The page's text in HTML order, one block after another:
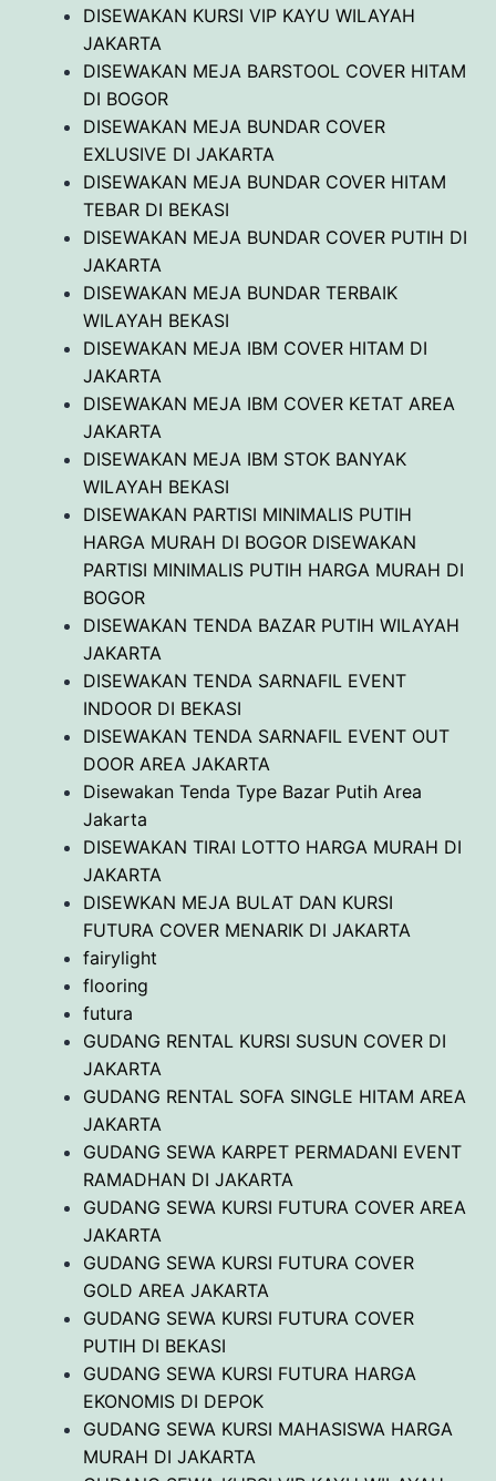
DISEWAKAN KURSI VIP KAYU WILAYAH
JAKARTA
DISEWAKAN MEJA BARSTOOL COVER HITAM
DI BOGOR
DISEWAKAN MEJA BUNDAR COVER
EXLUSIVE DI JAKARTA
DISEWAKAN MEJA BUNDAR COVER HITAM
TEBAR DI BEKASI
DISEWAKAN MEJA BUNDAR COVER PUTIH DI
JAKARTA
DISEWAKAN MEJA BUNDAR TERBAIK
WILAYAH BEKASI
DISEWAKAN MEJA IBM COVER HITAM DI
JAKARTA
DISEWAKAN MEJA IBM COVER KETAT AREA
JAKARTA
DISEWAKAN MEJA IBM STOK BANYAK
WILAYAH BEKASI
DISEWAKAN PARTISI MINIMALIS PUTIH
HARGA MURAH DI BOGOR DISEWAKAN
PARTISI MINIMALIS PUTIH HARGA MURAH DI
BOGOR
DISEWAKAN TENDA BAZAR PUTIH WILAYAH
JAKARTA
DISEWAKAN TENDA SARNAFIL EVENT
INDOOR DI BEKASI
DISEWAKAN TENDA SARNAFIL EVENT OUT
DOOR AREA JAKARTA
Disewakan Tenda Type Bazar Putih Area
Jakarta
DISEWAKAN TIRAI LOTTO HARGA MURAH DI
JAKARTA
DISEWKAN MEJA BULAT DAN KURSI
FUTURA COVER MENARIK DI JAKARTA
fairylight
flooring
futura
GUDANG RENTAL KURSI SUSUN COVER DI
JAKARTA
GUDANG RENTAL SOFA SINGLE HITAM AREA
JAKARTA
GUDANG SEWA KARPET PERMADANI EVENT
RAMADHAN DI JAKARTA
GUDANG SEWA KURSI FUTURA COVER AREA
JAKARTA
GUDANG SEWA KURSI FUTURA COVER
GOLD AREA JAKARTA
GUDANG SEWA KURSI FUTURA COVER
PUTIH DI BEKASI
GUDANG SEWA KURSI FUTURA HARGA
EKONOMIS DI DEPOK
GUDANG SEWA KURSI MAHASISWA HARGA
MURAH DI JAKARTA